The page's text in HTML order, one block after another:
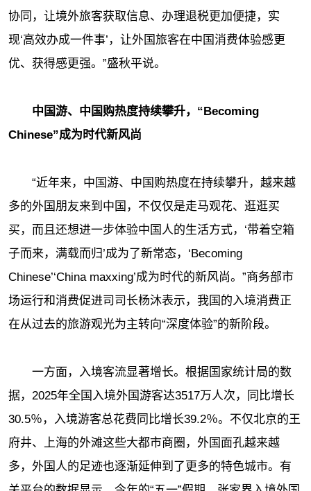
协同，让境外旅客获取信息、办理退税更加便捷，实
现‘高效办成一件事’，让外国旅客在中国消费体验感更
优、获得感更强。”盛秋平说。
中国游、中国购热度持续攀升，“Becoming
Chinese”成为时代新风尚
“近年来，中国游、中国购热度在持续攀升，越来越
多的外国朋友来到中国，不仅仅是走马观花、逛逛买
买，而且还想进一步体验中国人的生活方式，‘带着空箱
子而来，满载而归’成为了新常态，‘Becoming
Chinese’‘China maxxing’成为时代的新风尚。”商务部市
场运行和消费促进司司长杨沐表示，我国的入境消费正
在从过去的旅游观光为主转向“深度体验”的新阶段。
一方面，入境客流显著增长。根据国家统计局的数
据，2025年全国入境外国游客达3517万人次，同比增长
30.5％，入境游客总花费同比增长39.2％。不仅北京的王
府井、上海的外滩这些大都市商圈，外国面孔越来越
多，外国人的足迹也逐渐延伸到了更多的特色城市。有